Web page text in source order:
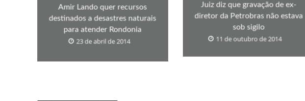
Amir Lando quer recursos
destinados a desastres naturais
para atender Rondonia
23 de abril de 2014
Juiz diz que gravação de ex-
diretor da Petrobras não estava
sob sigilo
11 de outubro de 2014